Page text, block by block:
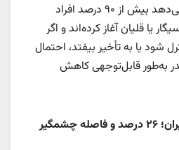
مطالعات جهانی نشان می‌دهد بیش از ۹۰ درصد افراد
یا قلیان آغاز کرده‌اند و اگر
شود یا به تأخیر بیفتد، احتمال
به‌طور قابل‌توجهی کاهش
مالیات پایین در کشور ایران؛ ۲۶ درصد و فاصله چشمگیر